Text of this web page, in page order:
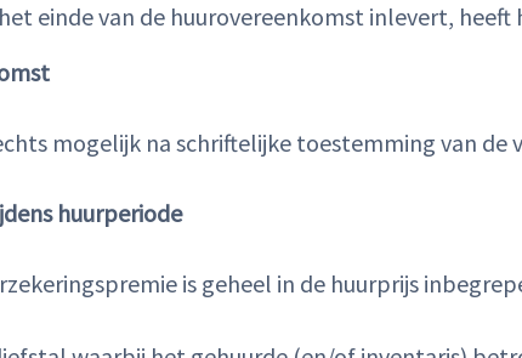
einde van de huurovereenkomst inlevert,
mogelijk na schriftelijke toestemming van de
huurperiode
is geheel in de huurprijs